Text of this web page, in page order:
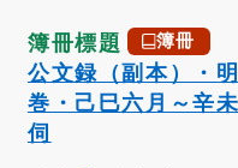
簿冊標題 簿冊
公文録（副本）・
巻・己巳六月～辛
伺